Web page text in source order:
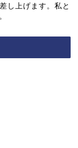
し上げます。私と